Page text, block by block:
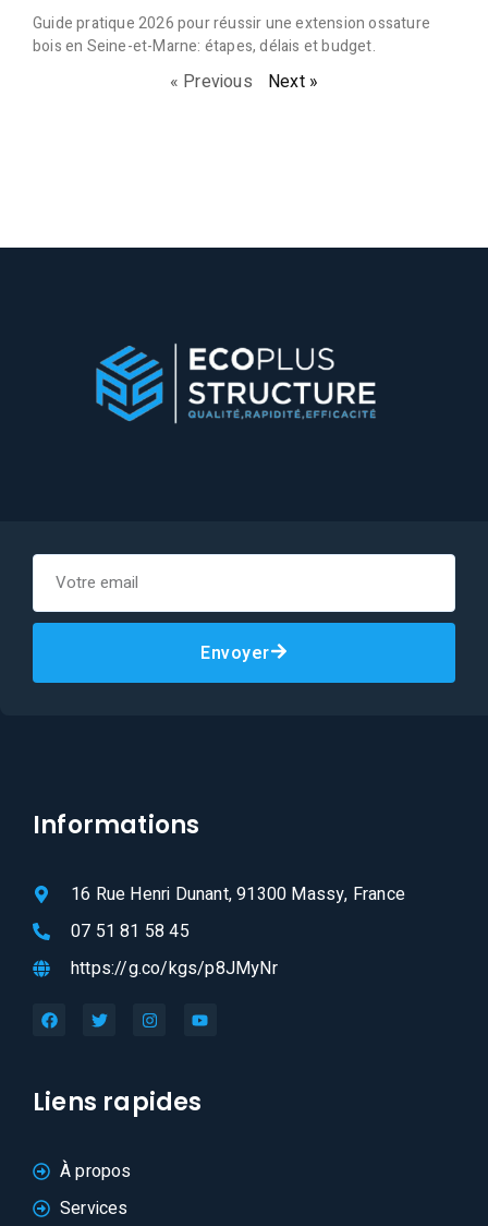
Guide pratique 2026 pour réussir une extension ossature
bois en Seine-et-Marne: étapes, délais et budget.
« Previous Next »
Envoyer
Informations
16 Rue Henri Dunant, 91300 Massy, France
07 51 81 58 45
https://g.co/kgs/p8JMyNr
Liens rapides
À propos
Services